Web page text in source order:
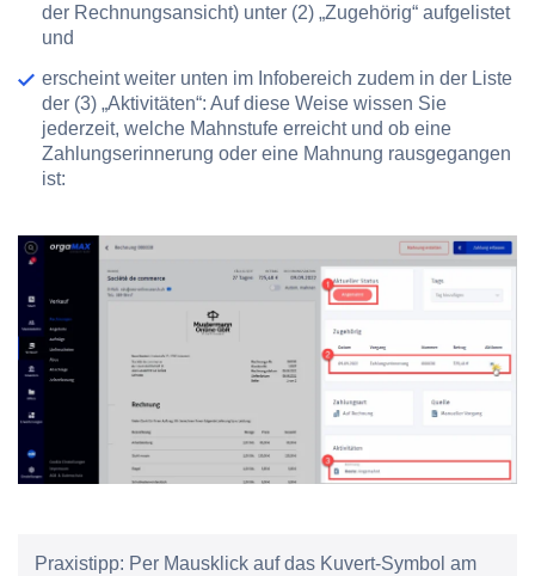
der Rechnungsansicht) unter (2) „Zugehörig“ aufgelistet
und
erscheint weiter unten im Infobereich zudem in der Liste
der (3) „Aktivitäten“: Auf diese Weise wissen Sie
jederzeit, welche Mahnstufe erreicht und ob eine
Zahlungserinnerung oder eine Mahnung rausgegangen
ist:
Praxistipp: Per Mausklick auf das Kuvert-Symbol am